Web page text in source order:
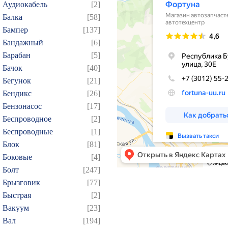
Аудиокабель
[2]
Балка
[58]
Бампер
[137]
Бандажный
[6]
Барабан
[5]
Бачок
[40]
Бегунок
[21]
Бендикс
[26]
Бензонасос
[17]
Беспроводное
[2]
Беспроводные
[1]
Блок
[81]
Боковые
[4]
Болт
[247]
Брызговик
[77]
Быстрая
[2]
Вакуум
[23]
Вал
[194]